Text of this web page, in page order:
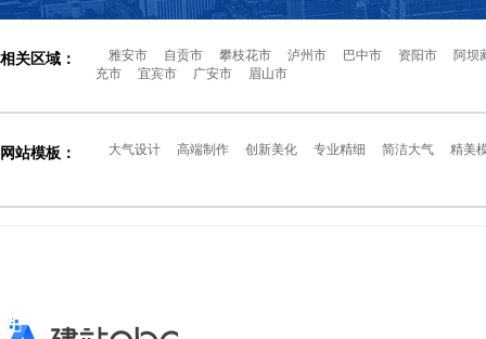
相关区域： 雅安市 自贡市 攀枝花市 泸州市 巴中市 资阳市
阿坝
充市
宜宾市 广安市 眉山市
网站模板： 大气设计 高端制作 创新美化 专业精细 简洁大气 精美